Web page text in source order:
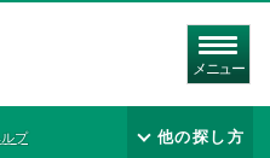
メニュー
プ 他の探し方